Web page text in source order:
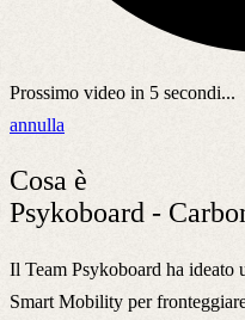
Prossimo video in 5 secondi...
annulla
Cosa è
Psykoboard -
Il Team Psykoboard ha ideato
Smart Mobility per